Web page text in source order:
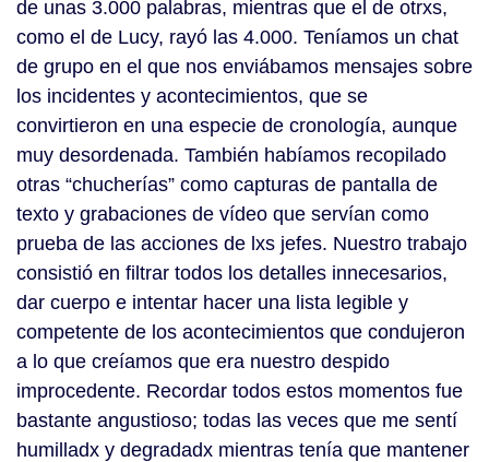
de unas 3.000 palabras, mientras que el de otrxs,
como el de Lucy, rayó las 4.000. Teníamos un chat
de grupo en el que nos enviábamos mensajes sobre
los incidentes y acontecimientos, que se
convirtieron en una especie de cronología, aunque
muy desordenada. También habíamos recopilado
otras “chucherías” como capturas de pantalla de
texto y grabaciones de vídeo que servían como
prueba de las acciones de lxs jefes. Nuestro trabajo
consistió en filtrar todos los detalles innecesarios,
dar cuerpo e intentar hacer una lista legible y
competente de los acontecimientos que condujeron
a lo que creíamos que era nuestro despido
improcedente. Recordar todos estos momentos fue
bastante angustioso; todas las veces que me sentí
humilladx y degradadx mientras tenía que mantener